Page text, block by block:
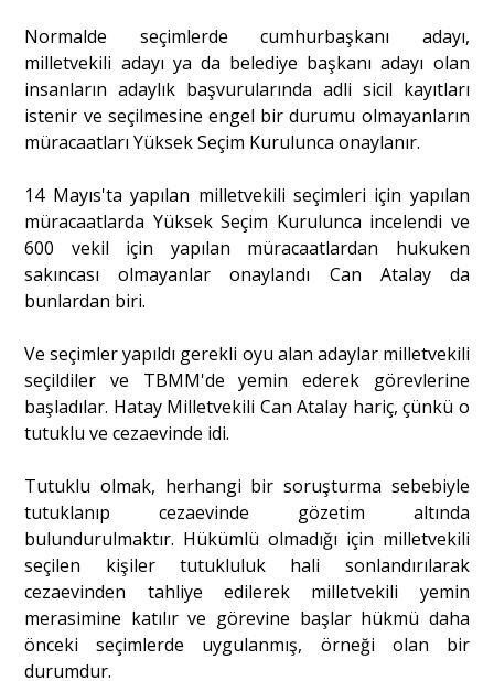
Dosya Haber
Ankara Analiz
Sağlık
Normalde seçimlerde cumhurbaşkanı adayı,
milletvekili adayı ya da belediye başkanı adayı olan
insanların adaylık başvurularında adli sicil kayıtları
istenir ve seçilmesine engel bir durumu olmayanların
müracaatları Yüksek Seçim Kurulunca onaylanır.
14 Mayıs'ta yapılan milletvekili seçimleri için yapılan
müracaatlarda Yüksek Seçim Kurulunca incelendi ve
600 vekil için yapılan müracaatlardan hukuken
sakıncası olmayanlar onaylandı Can Atalay da
bunlardan biri.
Ve seçimler yapıldı gerekli oyu alan adaylar milletvekili
seçildiler ve TBMM'de yemin ederek görevlerine
başladılar. Hatay Milletvekili Can Atalay hariç, çünkü o
tutuklu ve cezaevinde idi.
Tutuklu olmak, herhangi bir soruşturma sebebiyle
tutuklanıp cezaevinde gözetim altında
bulundurulmaktır. Hükümlü olmadığı için milletvekili
seçilen kişiler tutukluluk hali sonlandırılarak
cezaevinden tahliye edilerek milletvekili yemin
merasimine katılır ve görevine başlar hükmü daha
önceki seçimlerde uygulanmış, örneği olan bir
durumdur.